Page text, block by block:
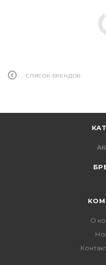
СПИСОК БРЕНДОВ
О